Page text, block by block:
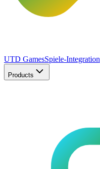
UTD GamesSpiele-Integration
Products